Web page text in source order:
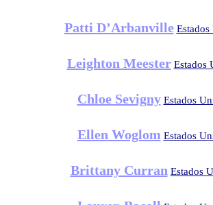
Patti D’Arbanville
Leighton Meester Estados
Chloe Sevigny Estados
Ellen Woglom Estados
Brittany Curran Estados